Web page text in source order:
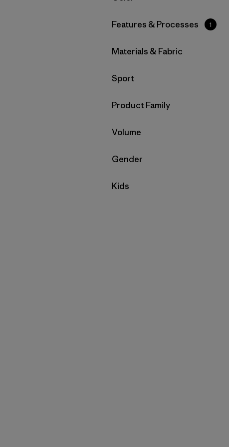
Filtrar por
Features & Processes 1
Filtrar por
Materials & Fabric
Filtrar por
Sport
Filtrar por
Product Family
Filtrar por
Volume
Filtrar por
Gender
Filtrar por
Kids